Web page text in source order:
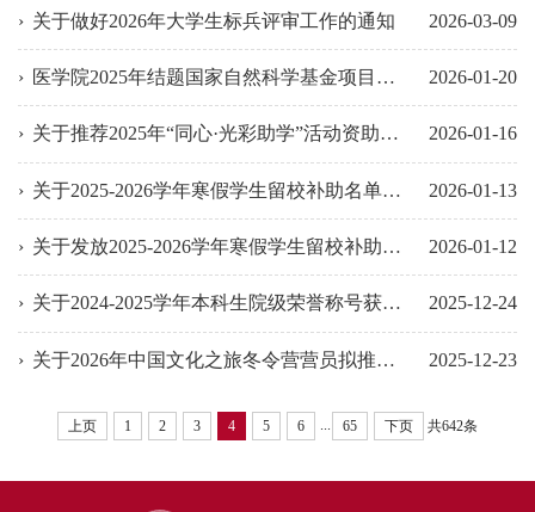
关于做好2026年大学生标兵评审工作的通知 2026-03-09
医学院2025年结题国家自然科学基金项目信息的公示 2026-01-20
关于推荐2025年“同心·光彩助学”活动资助人选的通知 2026-01-16
关于2025-2026学年寒假学生留校补助名单的公示 2026-01-13
关于发放2025-2026学年寒假学生留校补助的通知 2026-01-12
关于2024-2025学年本科生院级荣誉称号获得者名单的公示 2025-12-24
关于2026年中国文化之旅冬令营营员拟推荐人选的公示 2025-12-23
上页 1 2 3 4 5 6 65 下页 共642条